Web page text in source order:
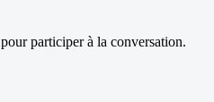
pour participer à la conversation.